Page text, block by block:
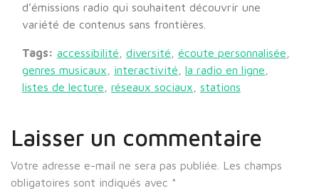
d’émissions radio qui souhaitent découvrir une
variété de contenus sans frontières.
Tags: accessibilité diversité écoute personnalisée
genres musicaux
interactivité la radio en ligne
listes de lecture
réseaux sociaux stations
Laisser un commentaire
Votre adresse e-mail ne sera pas publiée.
Les champs
obligatoires sont indiqués avec *